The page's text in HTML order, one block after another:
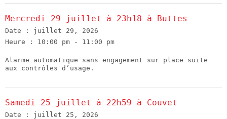
Mercredi 29 juillet à 23h18 à Buttes
Date : juillet 29, 2026
Heure : 10:00 pm - 11:00 pm
Alarme automatique sans engagement sur place suite
aux contrôles d’usage.
Samedi 25 juillet à 22h59 à Couvet
Date : juillet 25, 2026